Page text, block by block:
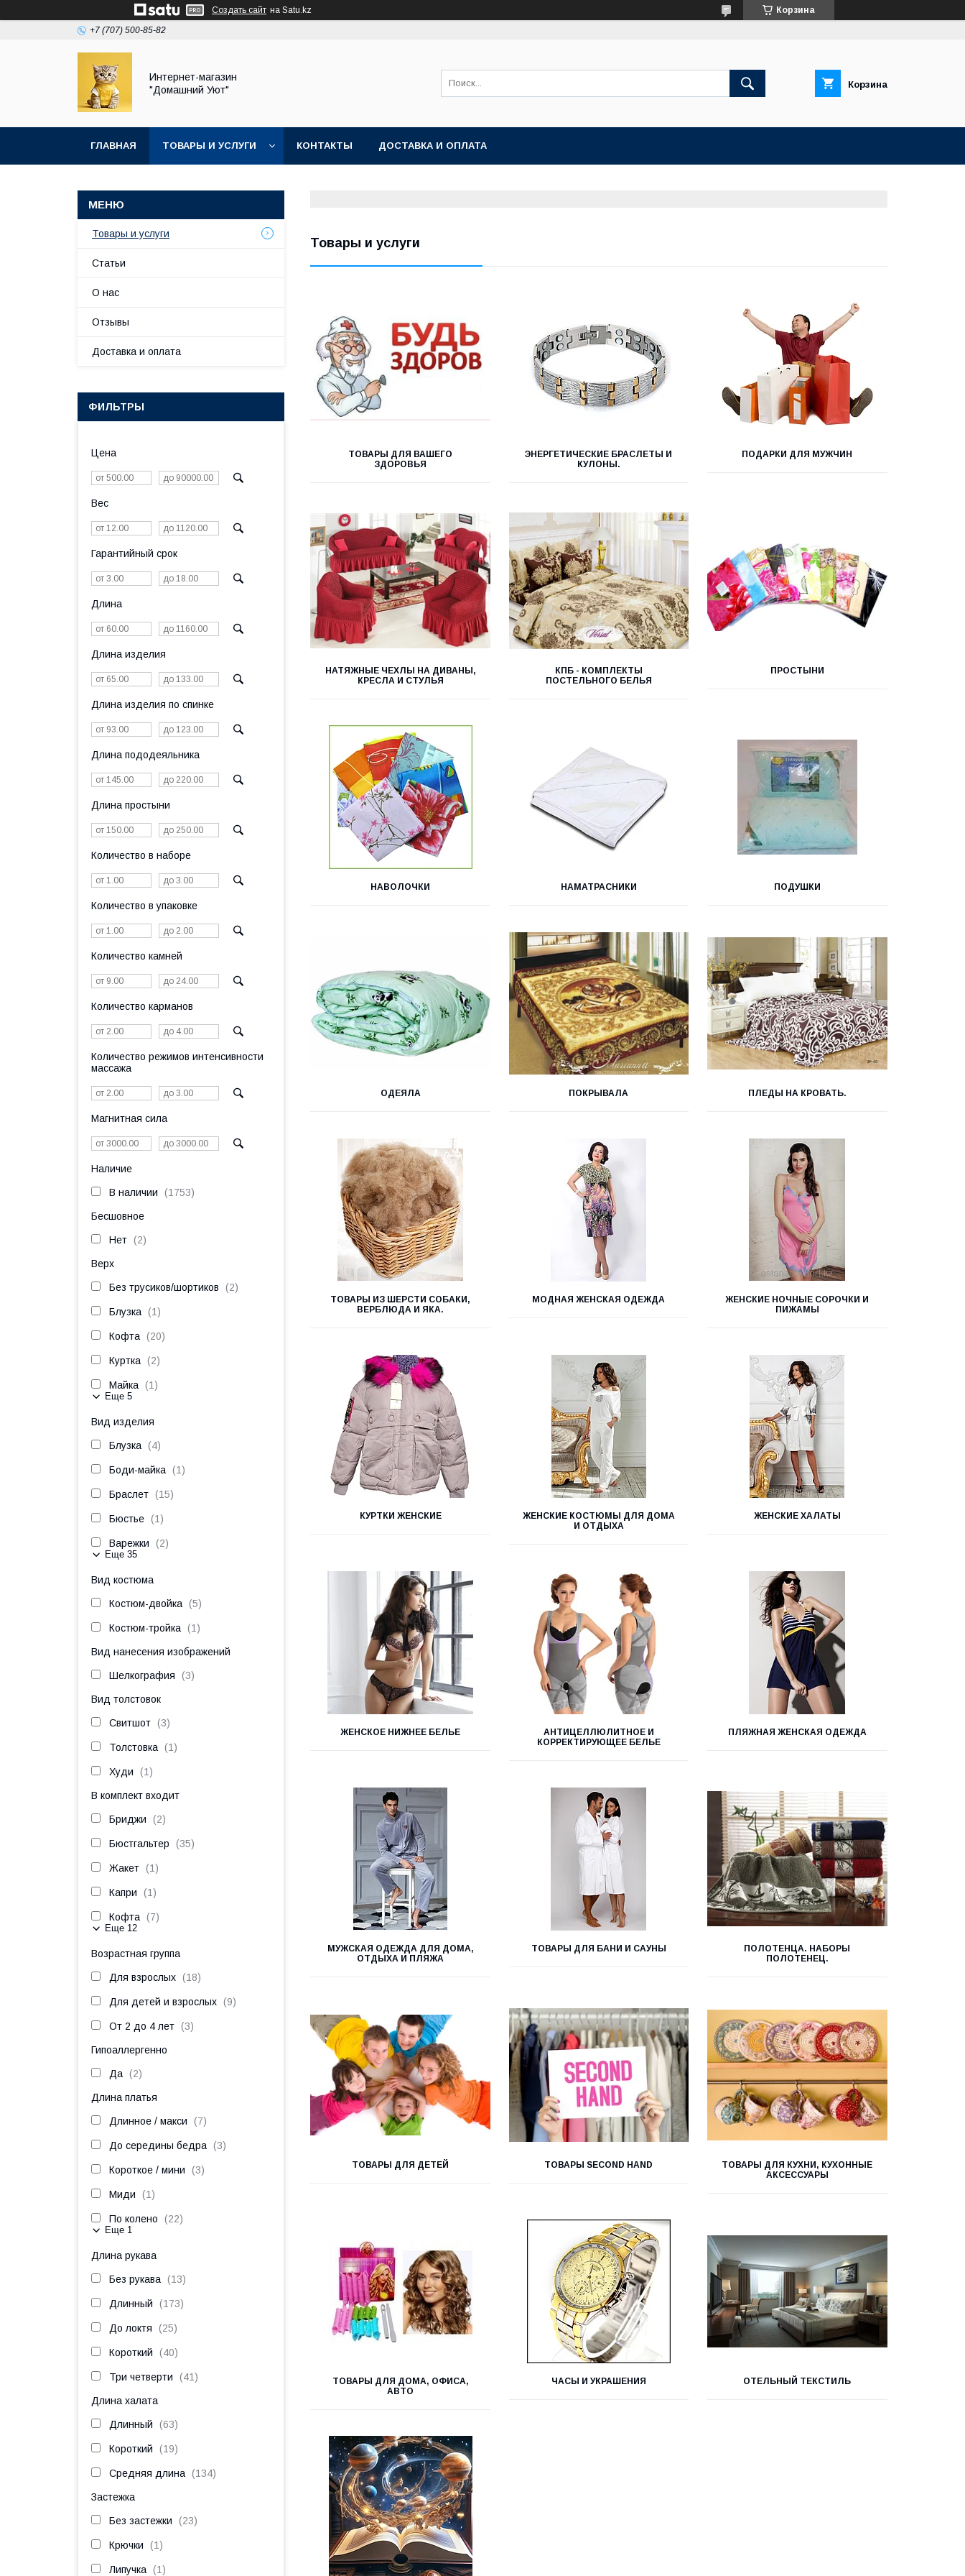
Создать сайт на Satu.kz Корзина
+7 (707) 500-85-82
Интернет-магазин
"Домашний Уют"
Корзина
ГЛАВНАЯ ТОВАРЫ И УСЛУГИ КОНТАКТЫ ДОСТАВКА И ОПЛАТА
Товары и услуги
ТОВАРЫ ДЛЯ ВАШЕГО
ЗДОРОВЬЯ
ЭНЕРГЕТИЧЕСКИЕ БРАСЛЕТЫ И
КУЛОНЫ.
ПОДАРКИ ДЛЯ МУЖЧИН
НАТЯЖНЫЕ ЧЕХЛЫ НА ДИВАНЫ,
КРЕСЛА И СТУЛЬЯ
КПБ - КОМПЛЕКТЫ
ПОСТЕЛЬНОГО БЕЛЬЯ
ПРОСТЫНИ
НАВОЛОЧКИ НАМАТРАСНИКИ ПОДУШКИ
ОДЕЯЛА ПОКРЫВАЛА ПЛЕДЫ НА КРОВАТЬ.
ТОВАРЫ ИЗ ШЕРСТИ СОБАКИ,
ВЕРБЛЮДА И ЯКА.
МОДНАЯ ЖЕНСКАЯ ОДЕЖДА
ЖЕНСКИЕ НОЧНЫЕ СОРОЧКИ И
ПИЖАМЫ
КУРТКИ ЖЕНСКИЕ
ЖЕНСКИЕ КОСТЮМЫ ДЛЯ ДОМА
И ОТДЫХА
ЖЕНСКИЕ ХАЛАТЫ
ЖЕНСКОЕ НИЖНЕЕ БЕЛЬЕ
АНТИЦЕЛЛЮЛИТНОЕ И
КОРРЕКТИРУЮЩЕЕ БЕЛЬЕ
ПЛЯЖНАЯ ЖЕНСКАЯ ОДЕЖДА
МУЖСКАЯ ОДЕЖДА ДЛЯ ДОМА,
ОТДЫХА И ПЛЯЖА
ТОВАРЫ ДЛЯ БАНИ И САУНЫ
ПОЛОТЕНЦА. НАБОРЫ
ПОЛОТЕНЕЦ.
ТОВАРЫ ДЛЯ ДЕТЕЙ ТОВАРЫ SECOND HAND
ТОВАРЫ ДЛЯ КУХНИ, КУХОННЫЕ
АКСЕССУАРЫ
ТОВАРЫ ДЛЯ ДОМА, ОФИСА,
АВТО
ЧАСЫ И УКРАШЕНИЯ ОТЕЛЬНЫЙ ТЕКСТИЛЬ
Товары и услуги
Статьи
О нас
Отзывы
Доставка и оплата
ФИЛЬТРЫ
Цена
Вес
Гарантийный срок
Длина
Длина изделия
Длина изделия по спинке
Длина пододеяльника
Длина простыни
Количество в наборе
Количество в упаковке
Количество камней
Количество карманов
Количество режимов интенсивности
массажа
Магнитная сила
Наличие
В наличии 1753
Бесшовное
Нет 2
Верх
Без трусиков/шортиков 2
Блузка 1
Кофта 20
Куртка 2
Майка 1
Еще 5
Вид изделия
Блузка 4
Боди-майка 1
Браслет 15
Бюстье 1
Варежки 2
Еще 35
Вид костюма
Костюм-двойка 5
Костюм-тройка 1
Вид нанесения изображений
Шелкография 3
Вид толстовок
Свитшот 3
Толстовка 1
Худи 1
В комплект входит
Бриджи 2
Бюстгальтер 35
Жакет 1
Капри 1
Кофта 7
Еще 12
Возрастная группа
Для взрослых 18
Для детей и взрослых 9
От 2 до 4 лет 3
Гипоаллергенно
Да 2
Длина платья
Длинное / макси 7
До середины бедра 3
Короткое / мини 3
Миди 1
По колено 22
Еще 1
Длина рукава
Без рукава 13
Длинный 173
До локтя 25
Короткий 40
Три четверти 41
Длина халата
Длинный 63
Короткий 19
Средняя длина 134
Застежка
Без застежки 23
Крючки 1
Липучка 1